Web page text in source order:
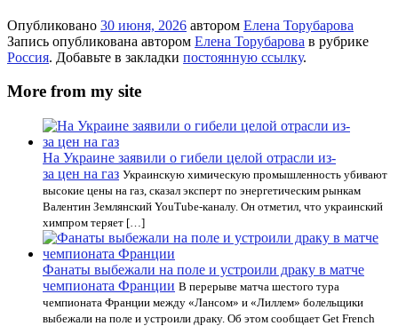
Опубликовано 30 июня, 2026 автором Елена Торубарова
Запись опубликована автором Елена Торубарова в рубрике
Россия. Добавьте в закладки постоянную ссылку.
More from my site
На Украине заявили о гибели целой отрасли из-
за цен на газ Украинскую химическую промышленность убивают
высокие цены на газ, сказал эксперт по энергетическим рынкам
Валентин Землянский YouTube-каналу. Он отметил, что украинский
химпром теряет […]
Фанаты выбежали на поле и устроили драку в матче
чемпионата Франции В перерыве матча шестого тура
чемпионата Франции между «Лансом» и «Лиллем» болельщики
выбежали на поле и устроили драку. Об этом сообщает Get French